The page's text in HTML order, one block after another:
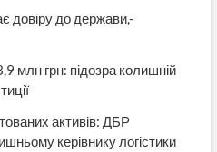
довіру до держави,-
млн грн: підозра колишній
активів: ДБР
керівнику логістики